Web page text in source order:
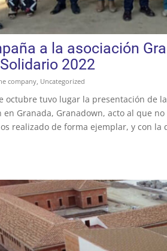
a la asociación
2022
company, Uncategorized
octubre tuvo lugar la presentación de
en Granada, Granadown, acto al que
realizado de forma ejemplar, y con la